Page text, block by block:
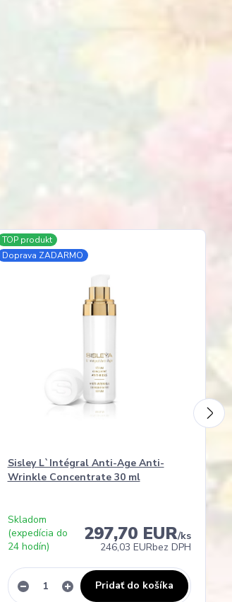
TOP produkt
Doprava ZADARMO
Sisley L`Intégral Anti-Age Anti-
Wrinkle Concentrate 30 ml
297,70 EUR/ks
246,03 EURbez DPH
Skladom
(expedícia do
24 hodín)
Pridať do košíka